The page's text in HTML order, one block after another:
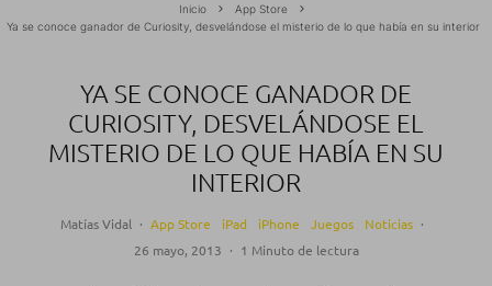
Inicio
App Store
Ya se conoce ganador de Curiosity, desvelándose el misterio de lo que había en su interior
YA SE CONOCE GANADOR DE
CURIOSITY, DESVELÁNDOSE EL
MISTERIO DE LO QUE HABÍA EN SU
INTERIOR
Matías Vidal · App Store iPad iPhone Juegos Noticias ·
26 mayo, 2013 · 1 Minuto de lectura